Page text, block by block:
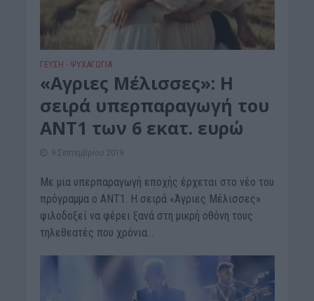
ΓΕΎΣΗ - ΨΥΧΑΓΩΓΊΑ
«Aγριες Μέλισσες»: Η
σειρά υπερπαραγωγή του
ΑΝΤ1 των 6 εκατ. ευρώ
9 Σεπτεμβρίου 2019
Με μια υπερπαραγωγή εποχής έρχεται στο νέο του
πρόγραμμα ο ΑΝΤ1. Η σειρά «Άγριες Μέλισσες»
φιλοδοξεί να φέρει ξανά στη μικρή οθόνη τους
τηλεθεατές που χρόνια...